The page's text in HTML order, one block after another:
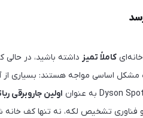
کاملاً تمیز داشته باشید، در حالی
مشکل اساسی مواجه هستند: بسیاری
اولین جاروبرقی
و فناوری تشخیص لکه، نه تنها کف خانه